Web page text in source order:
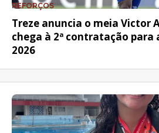
REFORÇOS
Treze anuncia o meia Victor
chega à 2ª contratação para
2026